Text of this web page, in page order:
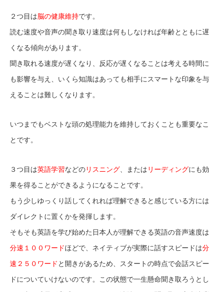
２つ目は脳の健康維持です。
読む速度や音声の聞き取り速度は何もしなければ年齢とともに遅
くなる傾向があります。
聞き取れる速度が遅くなり、反応が遅くなることは考える時間に
も影響を与え、いくら知識はあっても相手にスマートな印象を与
えることは難しくなります。
いつまでもベストな頭の処理能力を維持しておくことも重要なこ
とです。
３つ目は英語学習などのリスニング、または リーディングにも効
果を得ることができるようになることです。
もう少しゆっくり話してくれれば理解できると感じている方には
ダイレクトに置くかを発揮します。
そもそも英語を学び始めた日本人が理解できる英語の音声速度は
分速１００ワードほどで、ネイティブが実際に話すスピードは分
速２５０ワード と開きがあるため、スタートの時点で会話スピー
ドについていけないのです。この状態で一生懸命聞き取ろうとし